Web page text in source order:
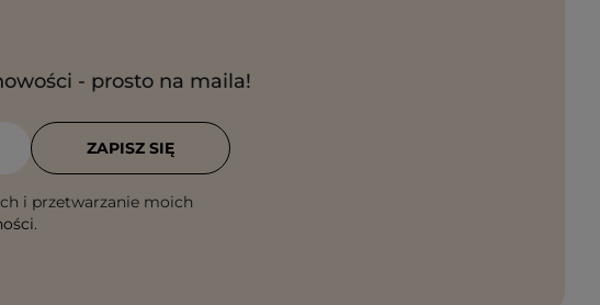
- prosto na maila!
i przetwarzanie moich
.
ZAPISZ SIĘ